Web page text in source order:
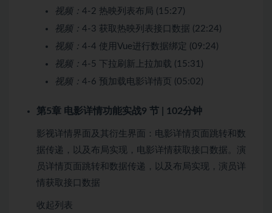
视频： 4-2 热映列表布局 (15:27)
视频： 4-3 获取热映列表接口数据 (22:24)
视频： 4-4 使用Vue进行数据绑定 (09:24)
视频： 4-5 下拉刷新上拉加载 (15:31)
视频： 4-6 预加载电影详情页 (05:02)
第5章 电影详情功能实战9 节 | 102分钟
影视详情界面及其衍生界面：电影详情页面跳转和数
据传递，以及布局实现，电影详情获取接口数据。演
员详情页面跳转和数据传递，以及布局实现，演员详
情获取接口数据
收起列表